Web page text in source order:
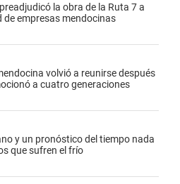
la obra de la Ruta 7 a
de empresas mendocinas
volvió a reunirse después
a cuatro generaciones
y un pronóstico del tiempo nada
que sufren el frío